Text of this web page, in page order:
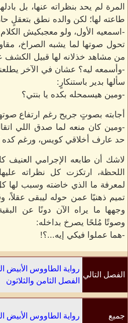
المرة لم يحد بنظراته عنها، بل
طاعته لها؛ لكن والده نطق بتعقلٍ
-اسمعيه الأول، ولو معجبكيش
تحول صوتها لما يشبه الصراخ،
من مشاهد خذلانه لها قبيل الكشف
-وأسمعه ليه؟ عشان في الآخر
سألها بدير باستنكارٍ:
-ومين هيسمحله بكده يا بنتي؟
أجابته بصوتٍ جريح رغم ارتفاع
-ومين كان منعه لما صدق اللي
حد عارف أخلاقي كويس، ورغم كده
لاشك أن طابعه الإجرامي
اللحظة، ارتكزت كل نظراته
لمعرفة ما الذي خاضته وسبب لها
تميم ذهنيًا عمن حوله ليبقى عقلاً،
وجهها ما يراه الآن دونًا عن
وصوتًا مُلحًا يصرخ بداخله:
-هما عملوا فيكي إيه...؟!
الفصل التالي
رواية الطاووس الأبيض
الفصل الثامن والثلاثون
جميع رواية الطاووس الأبيض